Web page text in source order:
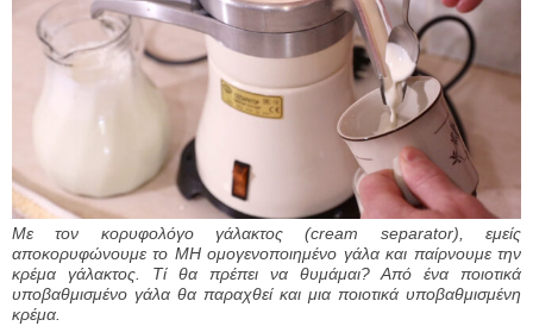
Με τον κορυφολόγο γάλακτος (cream separator), εμείς
αποκορυφώνουμε το ΜΗ ομογενοποιημένο γάλα και παίρνουμε την
κρέμα γάλακτος. Τί θα πρέπει να θυμάμαι? Από ένα ποιοτικά
υποβαθμισμένο γάλα θα παραχθεί και μια ποιοτικά υποβαθμισμένη
κρέμα.